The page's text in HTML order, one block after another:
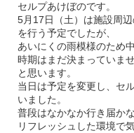
セルプあけぼのです。
5月17日（土）は施設周
を行う予定でしたが、
あいにくの雨模様のため
時期はまだ決まっていま
と思います。
当日は予定を変更し、セ
いました。
普段はなかなか行き届か
リフレッシュした環境で